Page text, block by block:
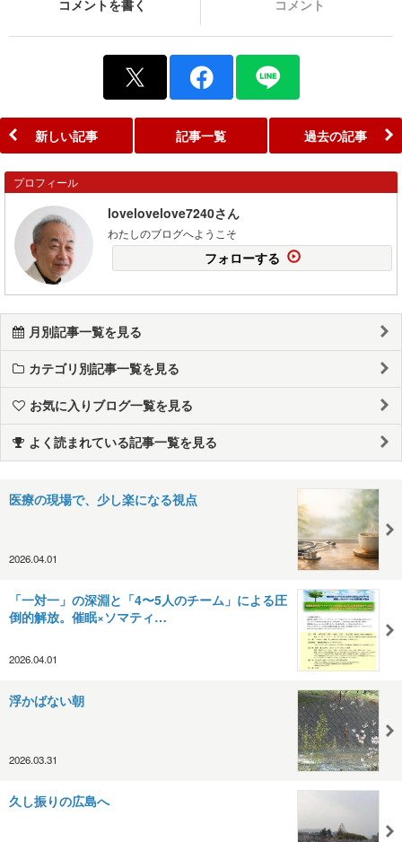
コメントを書く コメント
新しい記事 記事一覧 過去の記事
プロフィール
lovelovelove7240さん
わたしのブログへようこそ
フォローする
月別記事一覧を見る
カテゴリ別記事一覧を見る
お気に入りブログ一覧を見る
よく読まれている記事一覧を見る
医療の現場で、少し楽になる視点
2026.04.01
「一対一」の深淵と「4〜5人のチーム」による圧
倒的解放。催眠×ソマティ…
2026.04.01
浮かばない朝
2026.03.31
久し振りの広島へ